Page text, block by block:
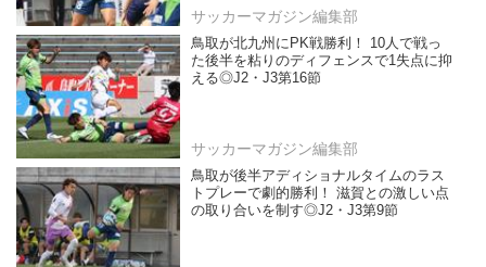
サッカーマガジン編集部
鳥取が北九州にPK戦勝利！ 10人で戦っ
た後半を粘りのディフェンスで1失点に抑
える◎J2・J3第16節
サッカーマガジン編集部
鳥取が後半アディショナルタイムのラス
トプレーで劇的勝利！ 滋賀との激しい点
の取り合いを制す◎J2・J3第9節